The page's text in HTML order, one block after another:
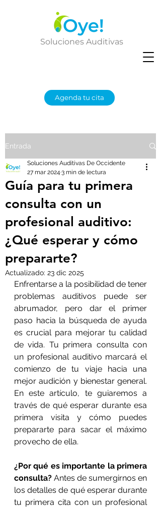
Soluciones Auditivas
Agenda tu cita
Entrada
Guía para tu primera
consulta con un
profesional auditivo:
¿Qué esperar y cómo
prepararte?
Soluciones Auditivas De Occidente
27 mar 2024 3 min de lectura
Actualizado: 23 dic 2025
Enfrentarse a la posibilidad de tener
problemas auditivos puede ser
abrumador, pero dar el primer
paso hacia la búsqueda de ayuda
es crucial para mejorar tu calidad
de vida. Tu primera consulta con
un profesional auditivo marcará el
comienzo de tu viaje hacia una
mejor audición y bienestar general.
En este artículo, te guiaremos a
través de qué esperar durante esa
primera visita y cómo puedes
prepararte para sacar el máximo
provecho de ella.
¿Por qué es importante la primera
consulta? Antes de sumergirnos en
los detalles de qué esperar durante
tu primera cita con un profesional